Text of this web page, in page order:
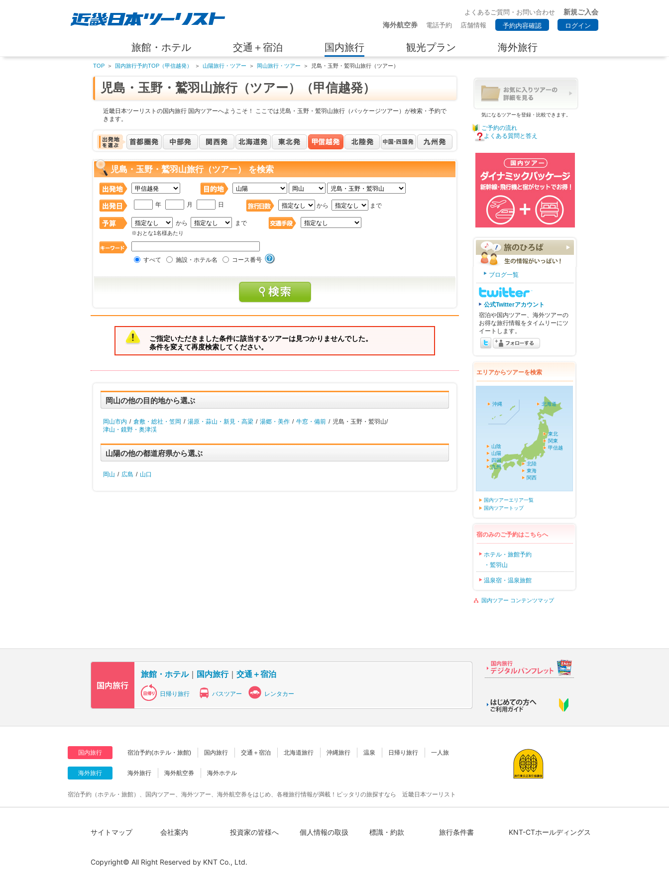
よくあるご質問・お問い合わせ
新規ご入会
海外航空券
電話予約 店舗情報 予約内容確認 ログイン
旅館・ホテル 交通＋宿泊 国内旅行 観光プラン 海外旅行
TOP ＞ 国内旅行予約TOP（甲信越発） ＞ 山陽旅行・ツアー ＞ 岡山旅行・ツアー ＞ 児島・玉野・鷲羽山旅行（ツアー）
児島・玉野・鷲羽山旅行（ツアー）（甲信越発）
近畿日本ツーリストの国内旅行 国内ツアーへようこそ！ ここでは児島・玉野・鷲羽山旅行（パッケージツアー）が検索・予約で
きます。
児島・玉野・鷲羽山旅行（ツアー） を検索
年 月 日 から まで
から まで
※おとな1名様あたり
すべて 施設・ホテル名 コース番号
ご指定いただきました条件に該当するツアーは見つかりませんでした。
条件を変えて再度検索してください。
岡山の他の目的地から選ぶ
岡山市内 / 倉敷・総社・笠岡 / 湯原・蒜山・新見・高梁 / 湯郷・美作 / 牛窓・備前 / 児島・玉野・鷲羽山/
津山・鏡野・奥津渓
山陽の他の都道府県から選ぶ
岡山 / 広島 / 山口
気になるツアーを登録・比較できます。
ご予約の流れ
よくある質問と答え
ブログ一覧
公式Twitterアカウント
宿泊や国内ツアー、海外ツアーの
お得な旅行情報をタイムリーにツ
イートします。
エリアからツアーを検索
北海道
東北
関東
甲信越
北陸
東海
関西
山陰
山陽
四国
九州
沖縄
国内ツアーエリア一覧
国内ツアートップ
宿のみのご予約はこちらへ
ホテル・旅館予約
・鷲羽山
温泉宿・温泉旅館
国内ツアー コンテンツマップ
旅館・ホテル｜ 国内旅行｜ 交通＋宿泊
日帰り旅行 バスツアー レンタカー
国内旅行 宿泊予約(ホテル・旅館) 国内旅行 交通＋宿泊 北海道旅行 沖縄旅行 温泉 日帰り旅行 一人旅
海外旅行 海外旅行 海外航空券 海外ホテル
宿泊予約（ホテル・旅館）、国内ツアー、海外ツアー、海外航空券をはじめ、各種旅行情報が満載！ピッタリの旅探すなら 近畿日本ツーリスト
サイトマップ 会社案内 投資家の皆様へ 個人情報の取扱 標識・約款 旅行条件書 KNT-CTホールディングス
Copyright© All Right Reserved by KNT Co., Ltd.